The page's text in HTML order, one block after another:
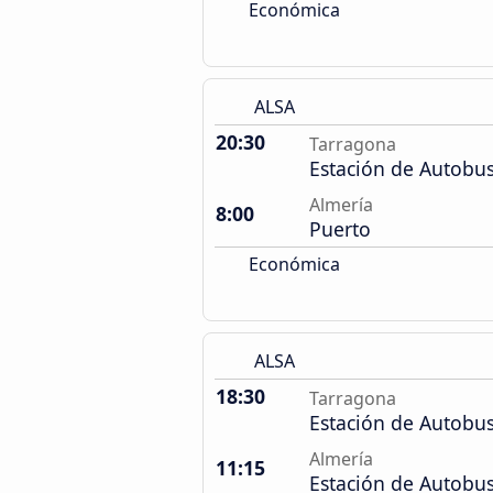
Económica
ALSA
20:30 Tarragona
Estación de
8:00
Almería
Puerto
Económica
ALSA
18:30 Tarragona
Estación de
11:15
Almería
Estación de